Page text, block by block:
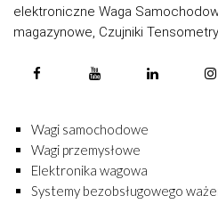
elektroniczne Waga
magazynowe, Czujniki
Wagi samochodowe
Wagi przemysłowe
Elektronika wagowa
Systemy bezobsługowego